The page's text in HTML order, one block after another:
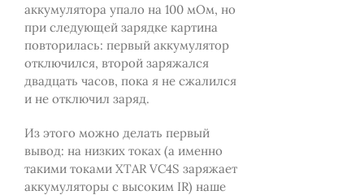
аккумулятора упало на 100 мОм, но
при следующей зарядке картина
повторилась: первый аккумулятор
отключился, второй заряжался
двадцать часов, пока я не сжалился
и не отключил заряд.
Из этого можно делать первый
вывод: на низких токах (а именно
такими токами XTAR VC4S заряжает
аккумуляторы с высоким IR) наше